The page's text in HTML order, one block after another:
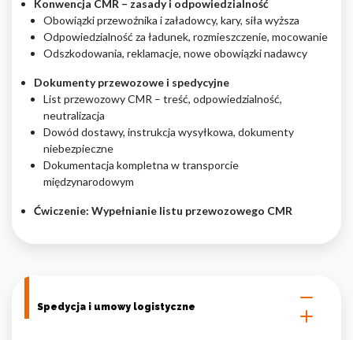
Konwencja CMR – zasady i odpowiedzialność
Obowiązki przewoźnika i załadowcy, kary, siła wyższa
Odpowiedzialność za ładunek, rozmieszczenie, mocowanie
Odszkodowania, reklamacje, nowe obowiązki nadawcy
Dokumenty przewozowe i spedycyjne
List przewozowy CMR – treść, odpowiedzialność,
neutralizacja
Dowód dostawy, instrukcja wysyłkowa, dokumenty
niebezpieczne
Dokumentacja kompletna w transporcie
międzynarodowym
Ćwiczenie: Wypełnianie listu przewozowego CMR
Spedycja i umowy logistyczne